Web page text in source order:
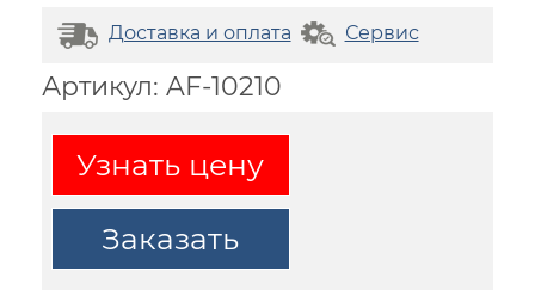
Доставка и оплата Сервис
Артикул: AF-10210
Узнать цену
Заказать